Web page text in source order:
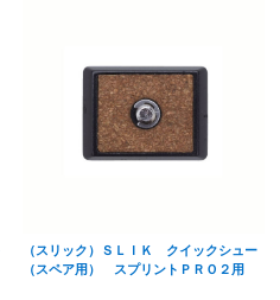
（スリック）ＳＬＩＫ クイックシュー
（スペア用） スプリントＰＲＯ２用